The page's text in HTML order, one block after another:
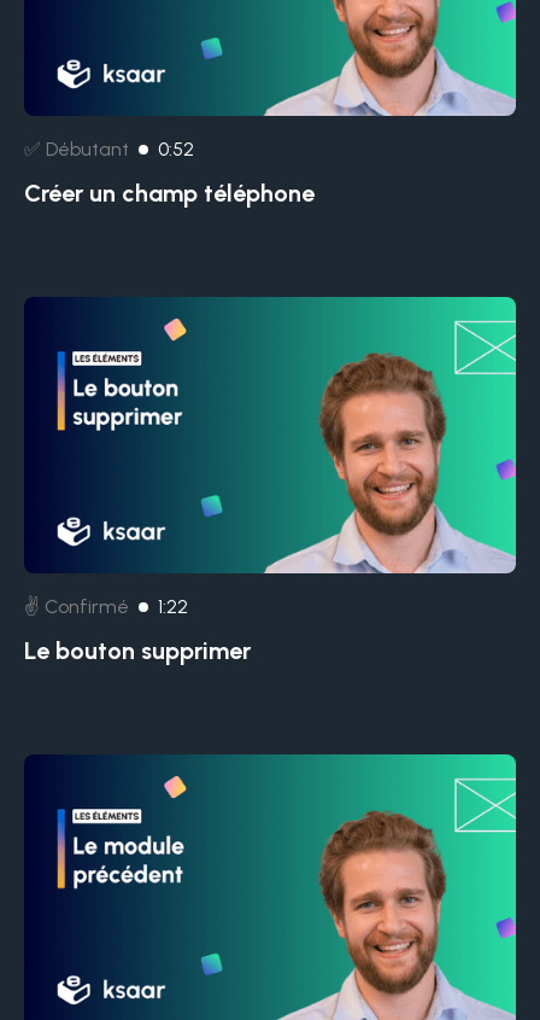
✅ Débutant 0:52
Créer un champ téléphone
✌️ Confirmé 1:22
Le bouton supprimer